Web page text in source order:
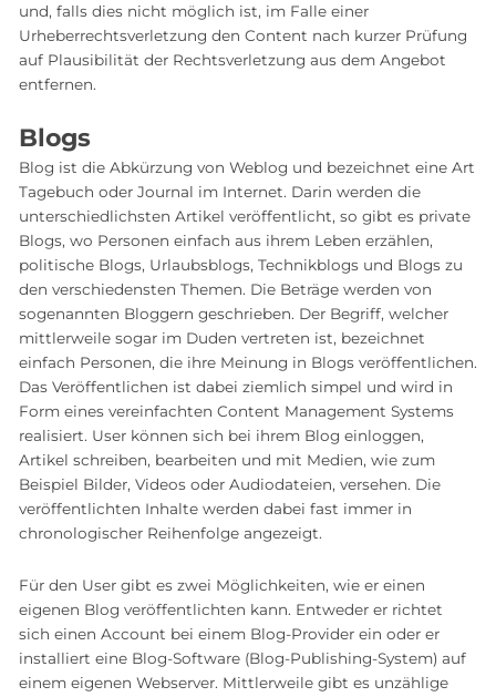
und, falls dies nicht möglich ist, im Falle einer
Urheberrechtsverletzung den Content nach kurzer Prüfung
auf Plausibilität der Rechtsverletzung aus dem Angebot
entfernen.
Blogs
Blog ist die Abkürzung von Weblog und bezeichnet eine Art
Tagebuch oder Journal im Internet. Darin werden die
unterschiedlichsten Artikel veröffentlicht, so gibt es private
Blogs, wo Personen einfach aus ihrem Leben erzählen,
politische Blogs, Urlaubsblogs, Technikblogs und Blogs zu
den verschiedensten Themen. Die Beträge werden von
sogenannten Bloggern geschrieben. Der Begriff, welcher
mittlerweile sogar im Duden vertreten ist, bezeichnet
einfach Personen, die ihre Meinung in Blogs veröffentlichen.
Das Veröffentlichen ist dabei ziemlich simpel und wird in
Form eines vereinfachten Content Management Systems
realisiert. User können sich bei ihrem Blog einloggen,
Artikel schreiben, bearbeiten und mit Medien, wie zum
Beispiel Bilder, Videos oder Audiodateien, versehen. Die
veröffentlichten Inhalte werden dabei fast immer in
chronologischer Reihenfolge angezeigt.
Für den User gibt es zwei Möglichkeiten, wie er einen
eigenen Blog veröffentlichten kann. Entweder er richtet
sich einen Account bei einem Blog-Provider ein oder er
installiert eine Blog-Software (Blog-Publishing-System) auf
einem eigenen Webserver. Mittlerweile gibt es unzählige